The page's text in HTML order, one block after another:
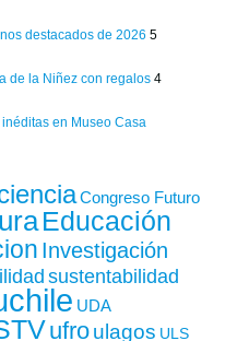
destacados de 2026 5
de la Niñez con regalos 4
en Museo Casa
Congreso Futuro
Educación
Investigación
sustentabilidad
UDA
ufroulagos ULS